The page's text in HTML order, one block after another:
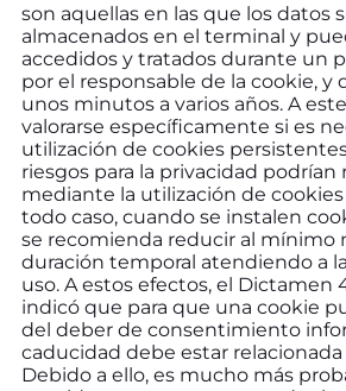
son aquellas en las que los datos
almacenados en el terminal y
accedidos y tratados durante un
por el responsable de la cookie, y
unos minutos a varios años. A
valorarse específicamente si es
utilización de cookies
riesgos para la privacidad podrían
mediante la utilización de cookies
todo caso, cuando se instalen
se recomienda reducir al mínimo
duración temporal atendiendo a
uso. A estos efectos, el Dictamen
indicó que para que una cookie
del deber de consentimiento
caducidad debe estar
Debido a ello, es mucho más